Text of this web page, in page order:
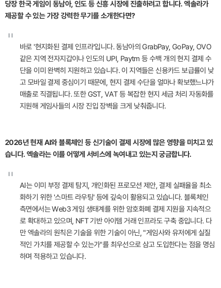
당장 한국 게임이 동남아, 인도 등 신흥 시장에 진출하려고 합니다. 엑솔라가
제공할 수 있는 가장 강력한 무기를 소개한다면?
"
바로 '현지화된 결제 인프라'입니다. 동남아의 GrabPay, GoPay, OVO
같은 지역 전자지갑이나 인도의 UPI, Paytm 등 수백 개의 현지 결제 수
단을 이미 완벽히 지원하고 있습니다. 이 지역들은 신용카드 보급률이 낮
고 모바일 결제 중심이기 때문에, 현지 결제 수단을 얼마나 확보했느냐가
매출로 직결됩니다. 또한 GST, VAT 등 복잡한 현지 세금 처리 자동화를
지원해 게임사들의 시장 진입 장벽을 크게 낮춰줍니다.
2026년 현재 AI와 블록체인 등 신기술이 결제 시장에 많은 영향을 미치고 있
습니다. 엑솔라는 이를 어떻게 서비스에 녹여내고 있는지 궁금합니다.
"
AI는 이미 부정 결제 탐지, 개인화된 프로모션 제안, 결제 실패율을 최소
화하기 위한 '스마트 라우팅' 등에 깊숙이 활용되고 있습니다. 블록체인
측면에서는 Web3 게임 생태계를 위한 암호화폐 결제 지원을 지속적으
로 확대하고 있으며, NFT 기반 아이템 거래 인프라도 구축 중입니다. 다
만 엑솔라의 원칙은 기술을 위한 기술이 아닌, "게임사와 유저에게 실질
적인 가치를 제공할 수 있는가"를 최우선으로 삼고 도입한다는 점을 명심
하며 적용하고 있습니다.